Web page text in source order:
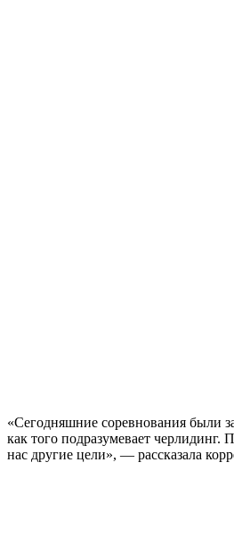
«Сегодняшние соревнования были
как того подразумевает
нас другие цели», — рассказала